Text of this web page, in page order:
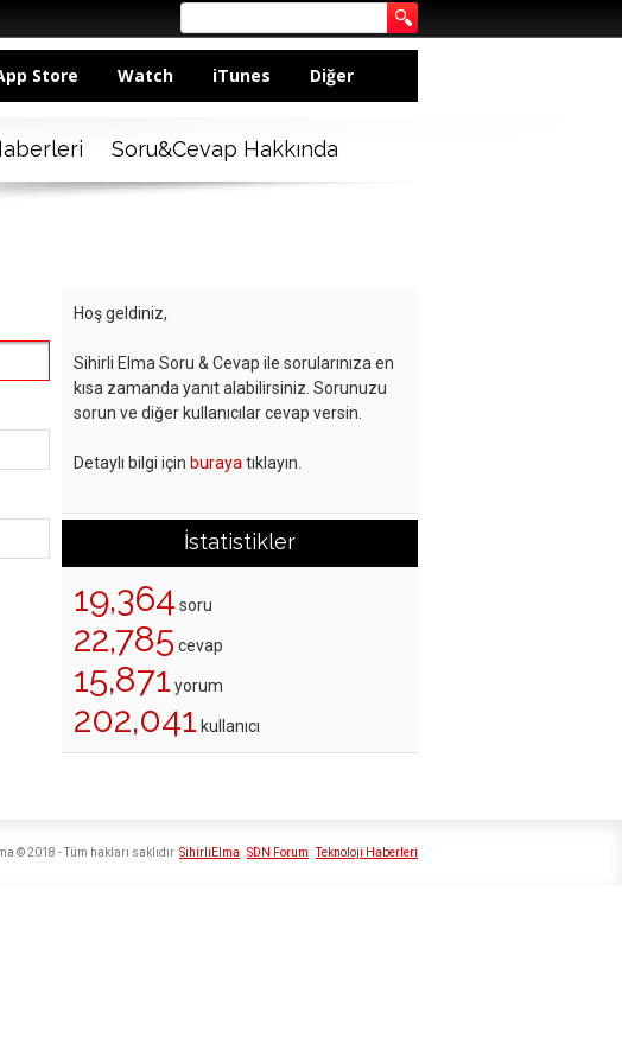
Store Watch iTunes Diğer
Soru&Cevap Hakkında
Hoş geldiniz,
Sihirli Elma Soru & Cevap ile sorularınıza en
kısa zamanda yanıt alabilirsiniz. Sorunuzu
sorun ve diğer kullanıcılar cevap versin.
Detaylı bilgi için buraya tıklayın.
İstatistikler
19,364 soru
22,785 cevap
15,871 yorum
202,041 kullanıcı
SihirliElma SDN Forum Teknoloji Haberleri
© 2018 - Tüm hakları saklıdır